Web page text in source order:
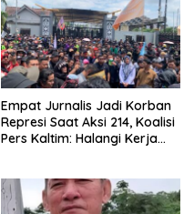
Empat Jurnalis Jadi Korban
Represi Saat Aksi 214, Koalisi
Pers Kaltim: Halangi Kerja